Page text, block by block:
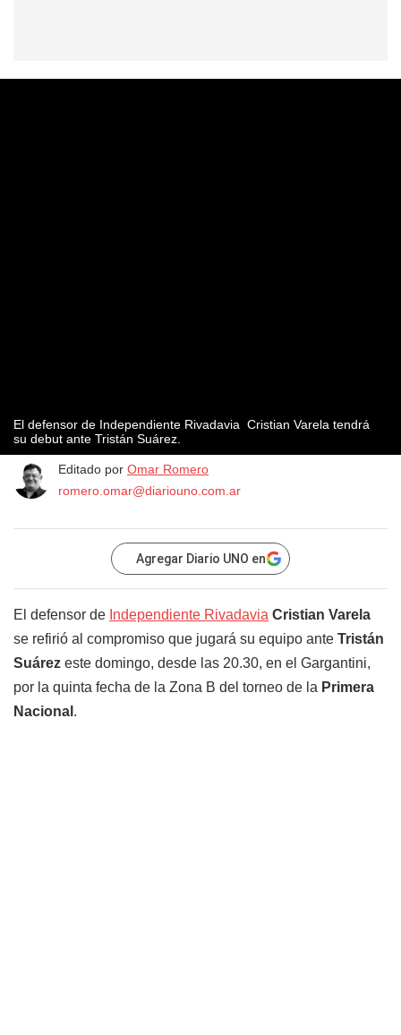
El defensor de Independiente Rivadavia Cristian Varela tendrá
su debut ante Tristán Suárez.
Editado por Omar Romero
romero.omar@diariouno.com.ar
Agregar Diario UNO en
El defensor de Independiente Rivadavia Cristian Varela
se refirió al compromiso que jugará su equipo ante Tristán
Suárez este domingo, desde las 20.30, en el Gargantini,
por la quinta fecha de la Zona B del torneo de la Primera
Nacional .